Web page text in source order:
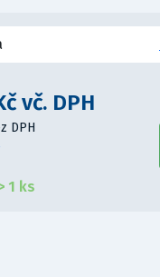
vč. DPH
DPH
1 ks